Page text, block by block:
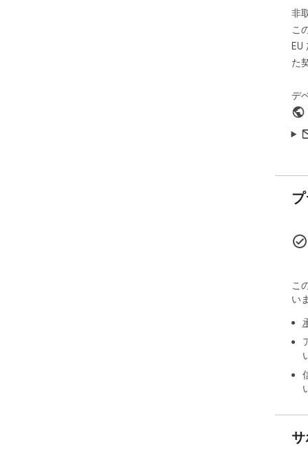
on
デ
非
こ
EU
た
こ
い